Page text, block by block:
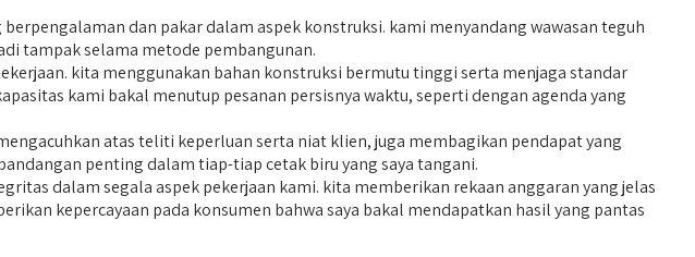
dan pakar dalam aspek konstruksi. kami menyandang wawasan teguh
tampak selama metode pembangunan.
kita menggunakan bahan konstruksi bermutu tinggi serta menjaga standar
kami bakal menutup pesanan persisnya waktu, seperti dengan agenda yang
atas teliti keperluan serta niat klien, juga membagikan pendapat yang
penting dalam tiap-tiap cetak biru yang saya tangani.
dalam segala aspek pekerjaan kami. kita memberikan rekaan anggaran yang jelas
kepercayaan pada konsumen bahwa saya bakal mendapatkan hasil yang pantas